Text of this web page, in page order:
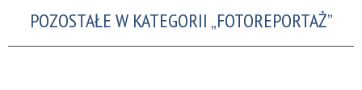
POZOSTAŁE W KATEGORII „FOTOREPORTAŻ”